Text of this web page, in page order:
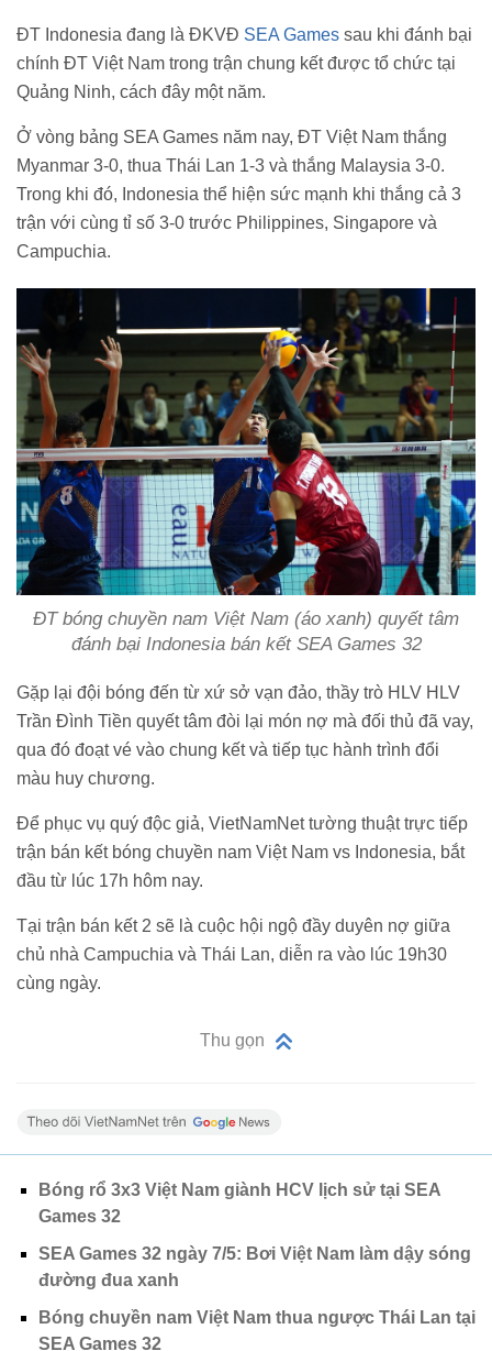
ĐT Indonesia đang là ĐKVĐ SEA Games sau khi đánh bại
chính ĐT Việt Nam trong trận chung kết được tổ chức tại
Quảng Ninh, cách đây một năm.
Ở vòng bảng SEA Games năm nay, ĐT Việt Nam thắng
Myanmar 3-0, thua Thái Lan 1-3 và thắng Malaysia 3-0.
Trong khi đó, Indonesia thể hiện sức mạnh khi thắng cả 3
trận với cùng tỉ số 3-0 trước Philippines, Singapore và
Campuchia.
ĐT bóng chuyền nam Việt Nam (áo xanh) quyết tâm
đánh bại Indonesia bán kết SEA Games 32
Gặp lại đội bóng đến từ xứ sở vạn đảo, thầy trò HLV HLV
Trần Đình Tiền quyết tâm đòi lại món nợ mà đối thủ đã vay,
qua đó đoạt vé vào chung kết và tiếp tục hành trình đổi
màu huy chương.
Để phục vụ quý độc giả, VietNamNet tường thuật trực tiếp
trận bán kết bóng chuyền nam Việt Nam vs Indonesia, bắt
đầu từ lúc 17h hôm nay.
Tại trận bán kết 2 sẽ là cuộc hội ngộ đầy duyên nợ giữa
chủ nhà Campuchia và Thái Lan, diễn ra vào lúc 19h30
cùng ngày.
Thu gọn
Bóng rổ 3x3 Việt Nam giành HCV lịch sử tại SEA
Games 32
SEA Games 32 ngày 7/5: Bơi Việt Nam làm dậy sóng
đường đua xanh
Bóng chuyền nam Việt Nam thua ngược Thái Lan tại
SEA Games 32